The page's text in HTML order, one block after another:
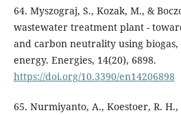
64. Myszograj, S., Kozak, M., &
wastewater treatment plant -
and carbon neutrality using
energy. Energies, 14(20), 6898.
https://doi.org/10.3390/en14206898
65. Nurmiyanto, A., Koestoer, R. H.,